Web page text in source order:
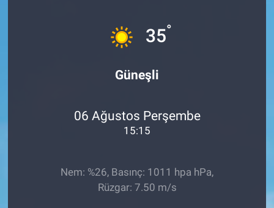
35°
Güneşli
06 Ağustos Perşembe
15:15
Nem: %26, Basınç: 1011 hpa hPa,
Rüzgar: 7.50 m/s